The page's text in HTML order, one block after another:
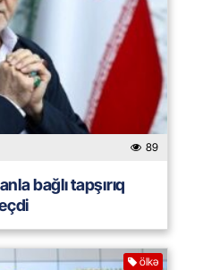
89
bağlı tapşırıq
ölkə